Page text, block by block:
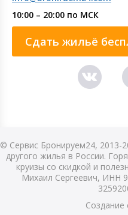
10:00 – 20:00 по МСК
Сдать жильё
© Сервис Бронируем24, 2013-
другого жилья в России.
круизы со скидкой и
Михаил Сергеевич, ИНН
Создание